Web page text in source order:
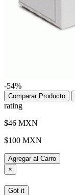
-54%
Comparar Producto
rating
$46 MXN
$100 MXN
Agregar al Carro
×
Got it